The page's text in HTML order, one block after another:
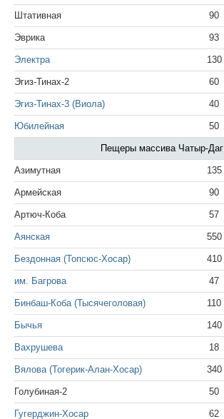
Штативная 90
Эврика 93
Электра 130
Эгиз-Тинах-2 60
Эгиз-Тинах-3 (Виола) 40
Юбилейная 50
Пещеры массива Чатыр-Даг
Азимутная 135
Армейская 90
Артюч-Коба 57
Аянская 550
Бездонная (Топсюс-Хосар) 410
им. Багрова 47
Бинбаш-Коба (Тысячеголовая) 110
Бычья 140
Вахрушева 18
Вялова (Тогерик-Алан-Хосар) 340
Голубиная-2 50
Гугерджин-Хосар 62